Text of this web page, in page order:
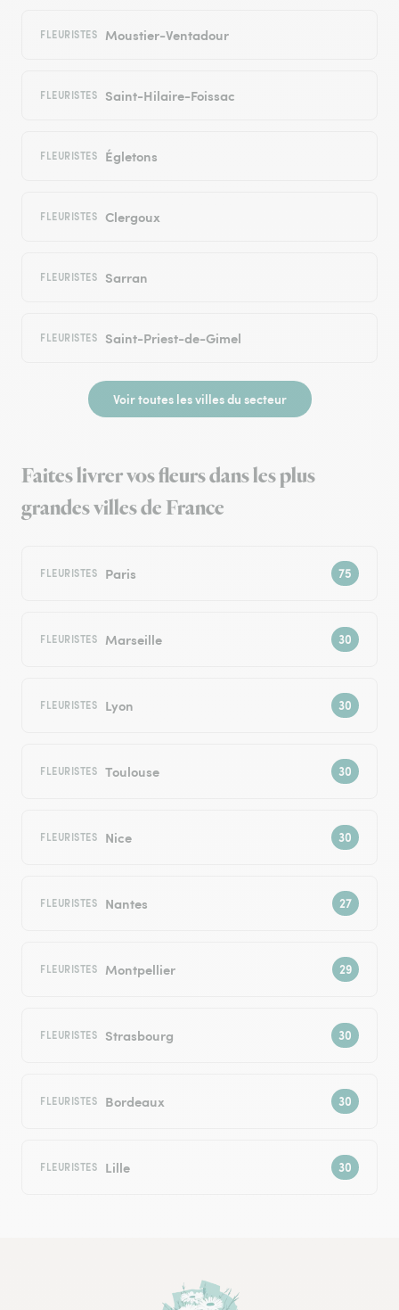
FLEURISTES Moustier-Ventadour
FLEURISTES Saint-Hilaire-Foissac
FLEURISTES Égletons
FLEURISTES Clergoux
FLEURISTES Sarran
FLEURISTES Saint-Priest-de-Gimel
Voir toutes les villes du secteur
Faites livrer vos fleurs dans les plus
grandes villes de France
FLEURISTES Paris
FLEURISTES Marseille
FLEURISTES Lyon
FLEURISTES Toulouse
FLEURISTES Nice
FLEURISTES Nantes
FLEURISTES Montpellier
FLEURISTES Strasbourg
FLEURISTES Bordeaux
FLEURISTES Lille